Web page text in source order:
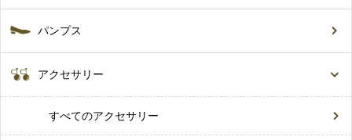
パンプス
アクセサリー
すべてのアクセサリー